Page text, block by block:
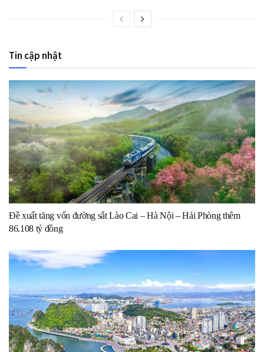
Tin cập nhật
Đề xuất tăng vốn đường sắt Lào Cai – Hà Nội – Hải Phòng thêm
86.108 tỷ đồng